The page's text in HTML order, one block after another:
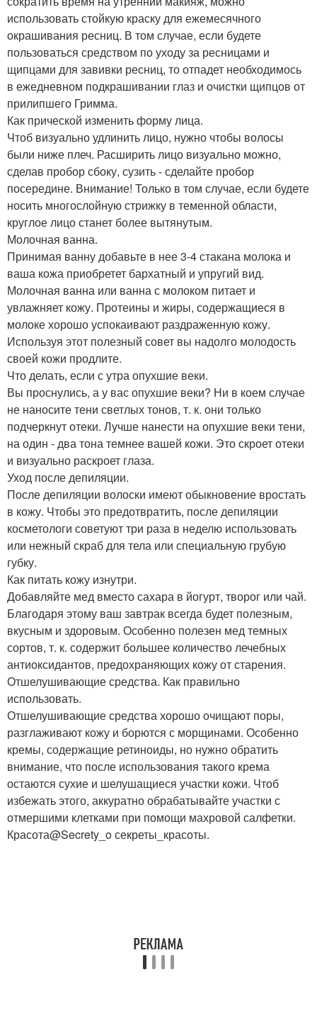
использовать стойкую краску для ежемесячного
окрашивания ресниц. В том случае, если будете
пользоваться средством по уходу за ресницами и
щипцами для завивки ресниц, то отпадет необходимось
в ежедневном подкрашивании глаз и очистки щипцов от
прилипшего Гримма.
Как прической изменить форму лица.
Чтоб визуально удлинить лицо, нужно чтобы волосы
были ниже плеч. Расширить лицо визуально можно,
сделав пробор сбоку, сузить - сделайте пробор
посередине. Внимание! Только в том случае, если будете
носить многослойную стрижку в теменной области,
круглое лицо станет более вытянутым.
Молочная ванна.
Принимая ванну добавьте в нее 3-4 стакана молока и
ваша кожа приобретет бархатный и упругий вид.
Молочная ванна или ванна с молоком питает и
увлажняет кожу. Протеины и жиры, содержащиеся в
молоке хорошо успокаивают раздраженную кожу.
Используя этот полезный совет вы надолго молодость
своей кожи продлите.
Что делать, если с утра опухшие веки.
Вы проснулись, а у вас опухшие веки? Ни в коем случае
не наносите тени светлых тонов, т. к. они только
подчеркнут отеки. Лучше нанести на опухшие веки тени,
на один - два тона темнее вашей кожи. Это скроет отеки
и визуально раскроет глаза.
Уход после депиляции.
После депиляции волоски имеют обыкновение вростать
в кожу. Чтобы это предотвратить, после депиляции
косметологи советуют три раза в неделю использовать
или нежный скраб для тела или специальную грубую
губку.
Как питать кожу изнутри.
Добавляйте мед вместо сахара в йогурт, творог или чай.
Благодаря этому ваш завтрак всегда будет полезным,
вкусным и здоровым. Особенно полезен мед темных
сортов, т. к. содержит большее количество лечебных
антиоксидантов, предохраняющих кожу от старения.
Отшелушивающие средства. Как правильно
использовать.
Отшелушивающие средства хорошо очищают поры,
разглаживают кожу и борются с морщинами. Особенно
кремы, содержащие ретиноиды, но нужно обратить
внимание, что после использования такого крема
остаются сухие и шелушащиеся участки кожи. Чтоб
избежать этого, аккуратно обрабатывайте участки с
отмершими клетками при помощи махровой салфетки.
Красота@Secrety_o секреты_красоты.